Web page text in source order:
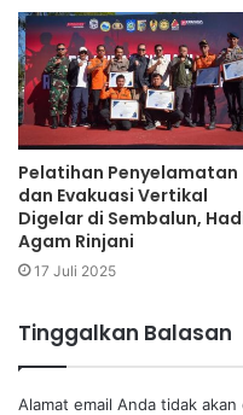
Pelatihan Penyelamatan
dan Evakuasi Vertikal
Digelar di Sembalun,
Agam Rinjani
17 Juli 2025
Tinggalkan Balasan
Alamat email Anda tidak akan